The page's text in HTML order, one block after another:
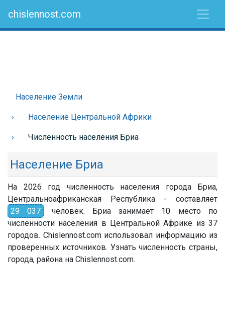
chislennost.com
Население Земли
Население Центральной Африки
Численность населения Бриа
Население Бриа
На 2026 год численность населения города Бриа,
Центральноафриканская Республика - составляет
29 037
человек. Бриа занимает 10 место по
численности населения в Центральной Африке из 37
городов. Chislennost.com использовал информацию из
проверенных источников. Узнать численность страны,
города, района на Chislennost.com.